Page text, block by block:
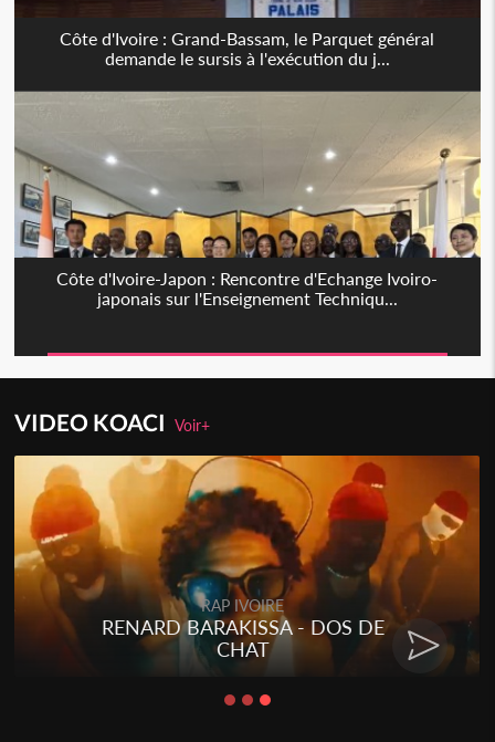
Côte d'Ivoire : Grand-Bassam, le Parquet général
demande le sursis à l'exécution du j...
Côte d'Ivoire-Japon : Rencontre d'Echange Ivoiro-
japonais sur l'Enseignement Techniqu...
VIDEO KOACIVoir+
RAP IVOIRE
RENARD BARAKISSA - DOS DE
CHAT